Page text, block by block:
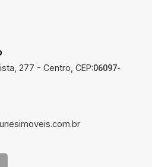
277 - Centro, CEP:06097-